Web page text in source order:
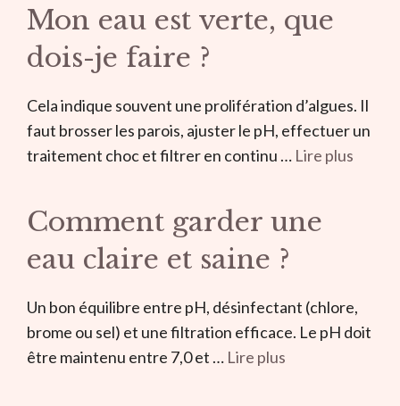
Mon eau est verte, que
dois-je faire ?
Cela indique souvent une prolifération d’algues. Il
faut brosser les parois, ajuster le pH, effectuer un
traitement choc et filtrer en continu … Lire plus
Comment garder une
eau claire et saine ?
Un bon équilibre entre pH, désinfectant (chlore,
brome ou sel) et une filtration efficace. Le pH doit
être maintenu entre 7,0 et … Lire plus